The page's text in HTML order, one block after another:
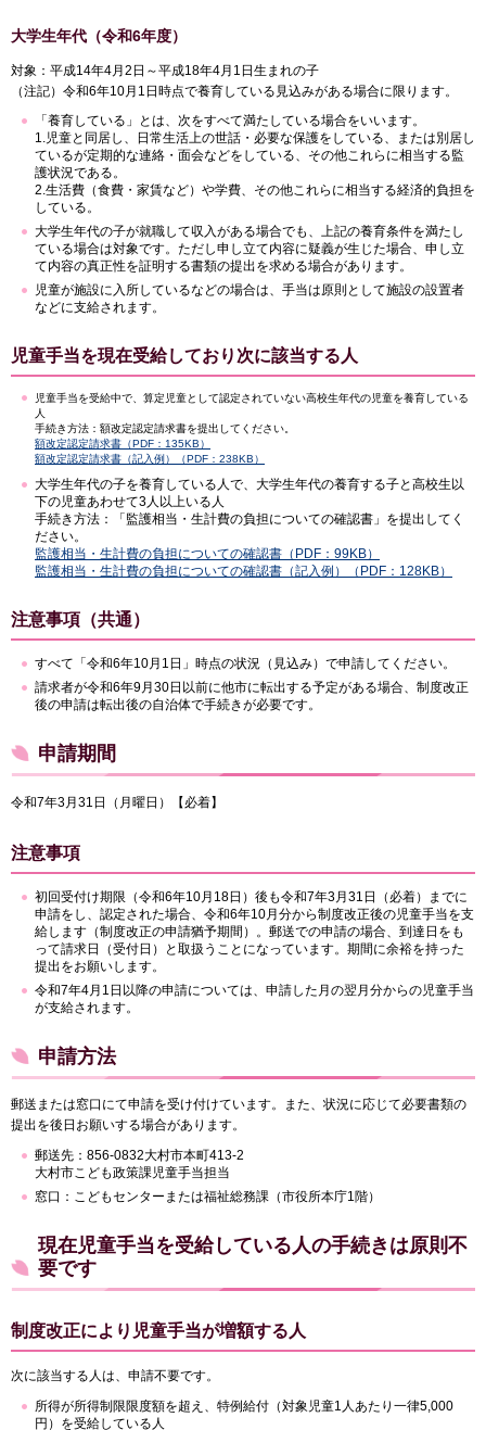
大学生年代（令和6年度）
対象：平成14年4月2日～平成18年4月1日生まれの子
（注記）令和6年10月1日時点で養育している見込みがある場合に限ります。
「養育している」とは、次をすべて満たしている場合をいいます。
1.児童と同居し、日常生活上の世話・必要な保護をしている、または別居し
ているが定期的な連絡・面会などをしている、その他これらに相当する監
護状況である。
2.生活費（食費・家賃など）や学費、その他これらに相当する経済的負担を
している。
大学生年代の子が就職して収入がある場合でも、上記の養育条件を満たし
ている場合は対象です。ただし申し立て内容に疑義が生じた場合、申し立
て内容の真正性を証明する書類の提出を求める場合があります。
児童が施設に入所しているなどの場合は、手当は原則として施設の設置者
などに支給されます。
児童手当を現在受給しており次に該当する人
児童手当を受給中で、算定児童として認定されていない高校生年代の児童を養育している
人
手続き方法：額改定認定請求書を提出してください。
額改定認定請求書（PDF：135KB）
額改定認定請求書（記入例）（PDF：238KB）
大学生年代の子を養育している人で、大学生年代の養育する子と高校生以
下の児童あわせて3人以上いる人
手続き方法：「監護相当・生計費の負担についての確認書」を提出してく
ださい。
監護相当・生計費の負担についての確認書（PDF：99KB）
監護相当・生計費の負担についての確認書（記入例）（PDF：128KB）
注意事項（共通）
すべて「令和6年10月1日」時点の状況（見込み）で申請してください。
請求者が令和6年9月30日以前に他市に転出する予定がある場合、制度改正
後の申請は転出後の自治体で手続きが必要です。
申請期間
令和7年3月31日（月曜日）【必着】
注意事項
初回受付け期限（令和6年10月18日）後も令和7年3月31日（必着）までに
申請をし、認定された場合、令和6年10月分から制度改正後の児童手当を支
給します（制度改正の申請猶予期間）。郵送での申請の場合、到達日をも
って請求日（受付日）と取扱うことになっています。期間に余裕を持った
提出をお願いします。
令和7年4月1日以降の申請については、申請した月の翌月分からの児童手当
が支給されます。
申請方法
郵送または窓口にて申請を受け付けています。また、状況に応じて必要書類の
提出を後日お願いする場合があります。
郵送先：856-0832大村市本町413-2
大村市こども政策課児童手当担当
窓口：こどもセンターまたは福祉総務課（市役所本庁1階）
現在児童手当を受給している人の手続きは原則不
要です
制度改正により児童手当が増額する人
次に該当する人は、申請不要です。
所得が所得制限限度額を超え、特例給付（対象児童1人あたり一律5,000
円）を受給している人